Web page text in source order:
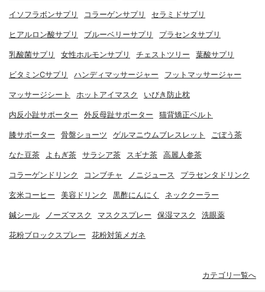
イソフラボンサプリ コラーゲンサプリ セラミドサプリ
ヒアルロン酸サプリ ブルーベリーサプリ プラセンタサプリ
乳酸菌サプリ 女性ホルモンサプリ チェストツリー 葉酸サプリ
ビタミンCサプリ ハンディマッサージャー フットマッサージャー
マッサージシート ホットアイマスク いびき防止枕
内反小趾サポーター 外反母趾サポーター 猫背矯正ベルト
膝サポーター 骨盤ショーツ ゲルマニウムブレスレット ごぼう茶
なた豆茶 よもぎ茶 サラシア茶 スギナ茶 高麗人参茶
コラーゲンドリンク コンブチャ ノニジュース プラセンタドリンク
玄米コーヒー 美容ドリンク 黒酢にんにく ネッククーラー
鍼シール ノーズマスク マスクスプレー 保湿マスク 洗眼薬
花粉ブロックスプレー 花粉対策メガネ
カテゴリ一覧へ